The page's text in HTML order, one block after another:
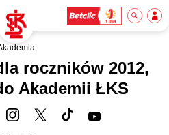
roczników 2012,
Akademii ŁKS